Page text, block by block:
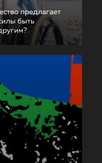
предлагает
быть